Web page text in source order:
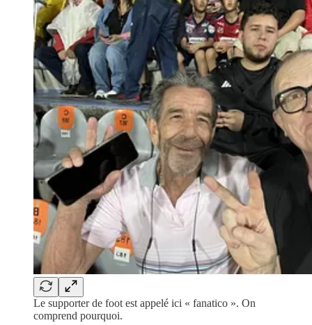
Le supporter de foot est appelé ici « fanatico ». On
comprend pourquoi.